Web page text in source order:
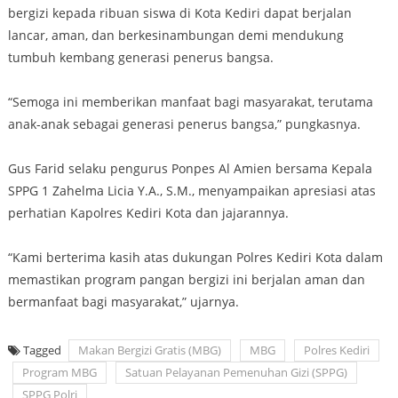
bergizi kepada ribuan siswa di Kota Kediri dapat berjalan
lancar, aman, dan berkesinambungan demi mendukung
tumbuh kembang generasi penerus bangsa.
“Semoga ini memberikan manfaat bagi masyarakat, terutama
anak-anak sebagai generasi penerus bangsa,” pungkasnya.
Gus Farid selaku pengurus Ponpes Al Amien bersama Kepala
SPPG 1 Zahelma Licia Y.A., S.M., menyampaikan apresiasi atas
perhatian Kapolres Kediri Kota dan jajarannya.
“Kami berterima kasih atas dukungan Polres Kediri Kota dalam
memastikan program pangan bergizi ini berjalan aman dan
bermanfaat bagi masyarakat,” ujarnya.
Tagged Makan Bergizi Gratis (MBG) MBG
Polres Kediri
Program MBG
Satuan Pelayanan Pemenuhan Gizi (SPPG)
SPPG Polri